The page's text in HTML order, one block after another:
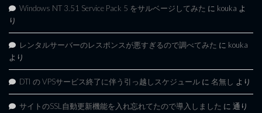
Windows NT 3.51 Service Pack 5 をサルベージしてみた に kouka よ
り
レンタルサーバーのレスポンスが悪すぎるので調べてみた に kouka
より
DTI の VPSサービス終了に伴う引っ越しスケジュール に 名無し より
サイトのSSL自動更新機能を入れ忘れてたので導入しました に 通り